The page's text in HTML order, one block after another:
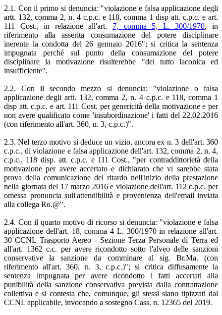
2.1. Con il primo si denuncia: "violazione e falsa applicazione degli
artt. 132, comma 2, n. 4 c.p.c. e 118, comma 1 disp att. c.p.c. e art.
111 Cost., in relazione all'art. 7, comma 5, L. 300/1970, in
riferimento alla asserita consumazione del potere disciplinare
inerente la condotta del 26 gennaio 2016"; si critica la sentenza
impugnata perché sul punto della consumazione del potere
disciplinare la motivazione risulterebbe "del tutto laconica ed
insufficiente".
2.2. Con il secondo mezzo si denuncia: "violazione o falsa
applicazione degli artt. 132, comma 2, n. 4 c.p.c. e 118, comma 1
disp att. c.p.c. e art. 111 Cost. per genericità della motivazione e per
non avere qualificato come 'insubordinazione' i fatti del 22.02.2016
(con riferimento all'art. 360, n. 3, c.p.c.)".
2.3. Nel terzo motivo si deduce un vizio, ancora ex n. 3 dell'art. 360
c.p.c., di violazione e falsa applicazione dell'art. 132, comma 2, n. 4,
c.p.c., 118 disp. att. c.p.c. e 111 Cost., "per contraddittorietà della
motivazione per avere accertato e dichiarato che vi sarebbe stata
prova della comunicazione del ritardo nell'inizio della prestazione
nella giornata del 17 marzo 2016 e violazione dell'art. 112 c.p.c. per
omessa pronuncia sull'attendibilità e provenienza dell'email inviata
alla collega Ro.@".
2.4. Con il quarto motivo di ricorso si denuncia: "violazione e falsa
applicazione dell'art. 18, comma 4 L. 300/1970 in relazione all'art.
30 CCNL Trasporto Aereo - Sezione Terza Personale di Terra ed
all'art. 1362 c.c. per avere ricondotto sotto l'alveo delle sanzioni
conservative la sanzione da comminare al sig. Br.Ma. (con
riferimento all'art. 360, n. 3, c.p.c.)"; si critica diffusamente la
sentenza impugnata per avere ricondotto i fatti accertati alla
punibilità della sanzione conservativa prevista dalla contrattazione
collettiva e si contesta che, comunque, gli stessi siano tipizzati dal
CCNL applicabile, invocando a sostegno Cass. n. 12365 del 2019.